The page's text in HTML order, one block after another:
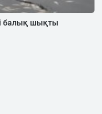
балық шықты